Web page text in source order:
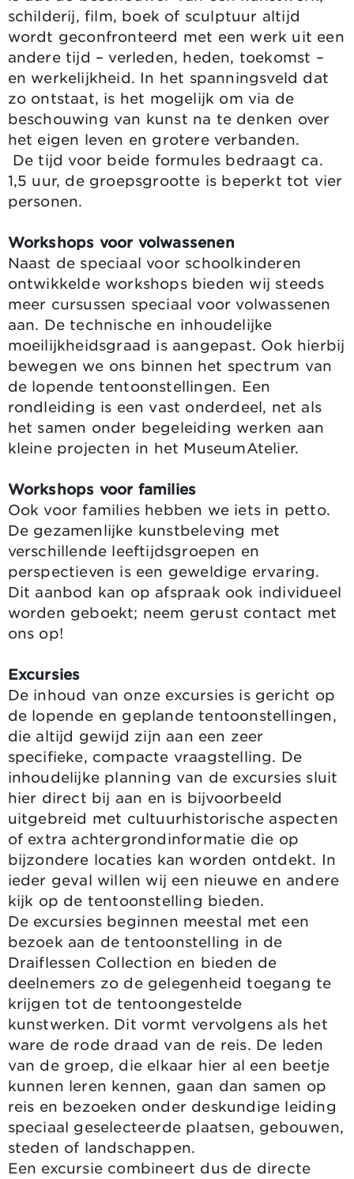
schilderij, film, boek of sculptuur altijd
wordt geconfronteerd met een werk uit een
andere tijd – verleden, heden, toekomst –
en werkelijkheid. In het spanningsveld dat
zo ontstaat, is het mogelijk om via de
beschouwing van kunst na te denken over
het eigen leven en grotere verbanden.
De tijd voor beide formules bedraagt ca.
1,5 uur, de groepsgrootte is beperkt tot vier
personen.
Workshops voor volwassenen
Naast de speciaal voor schoolkinderen
ontwikkelde workshops bieden wij steeds
meer cursussen speciaal voor volwassenen
aan. De technische en inhoudelijke
moeilijkheidsgraad is aangepast. Ook hierbij
bewegen we ons binnen het spectrum van
de lopende tentoonstellingen. Een
rondleiding is een vast onderdeel, net als
het samen onder begeleiding werken aan
kleine projecten in het MuseumAtelier.
Workshops voor families
Ook voor families hebben we iets in petto.
De gezamenlijke kunstbeleving met
verschillende leeftijdsgroepen en
perspectieven is een geweldige ervaring.
Dit aanbod kan op afspraak ook individueel
worden geboekt; neem gerust contact met
ons op!
Excursies
De inhoud van onze excursies is gericht op
de lopende en geplande tentoonstellingen,
die altijd gewijd zijn aan een zeer
specifieke, compacte vraagstelling. De
inhoudelijke planning van de excursies sluit
hier direct bij aan en is bijvoorbeeld
uitgebreid met cultuurhistorische aspecten
of extra achtergrondinformatie die op
bijzondere locaties kan worden ontdekt. In
ieder geval willen wij een nieuwe en andere
kijk op de tentoonstelling bieden.
De excursies beginnen meestal met een
bezoek aan de tentoonstelling in de
Draiflessen Collection en bieden de
deelnemers zo de gelegenheid toegang te
krijgen tot de tentoongestelde
kunstwerken. Dit vormt vervolgens als het
ware de rode draad van de reis. De leden
van de groep, die elkaar hier al een beetje
kunnen leren kennen, gaan dan samen op
reis en bezoeken onder deskundige leiding
speciaal geselecteerde plaatsen, gebouwen,
steden of landschappen.
Een excursie combineert dus de directe